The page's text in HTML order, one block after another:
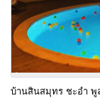
บ้านสินสมุทร ชะอำ พู